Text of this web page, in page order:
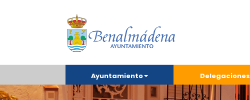
Ayuntamiento Delegaciones